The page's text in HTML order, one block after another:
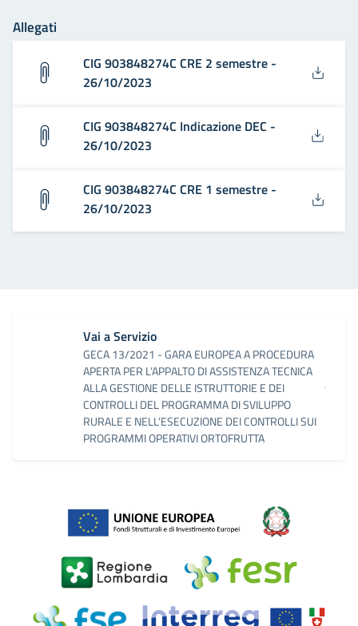
Allegati
CIG 903848274C CRE 2 semestre -
26/10/2023
CIG 903848274C Indicazione DEC -
26/10/2023
CIG 903848274C CRE 1 semestre -
26/10/2023
Vai a Servizio
GECA 13/2021 - GARA EUROPEA A PROCEDURA
APERTA PER L’APPALTO DI ASSISTENZA TECNICA
ALLA GESTIONE DELLE ISTRUTTORIE E DEI
CONTROLLI DEL PROGRAMMA DI SVILUPPO
RURALE E NELL’ESECUZIONE DEI CONTROLLI SUI
PROGRAMMI OPERATIVI ORTOFRUTTA